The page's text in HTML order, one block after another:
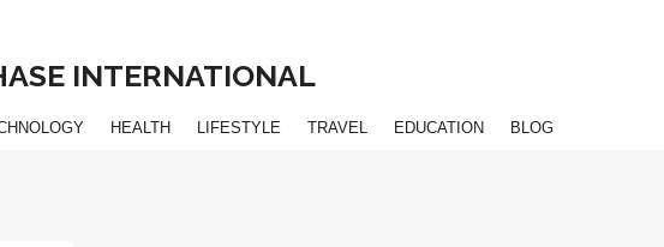
INTERNATIONAL
HEALTH LIFESTYLE TRAVEL EDUCATION BLOG